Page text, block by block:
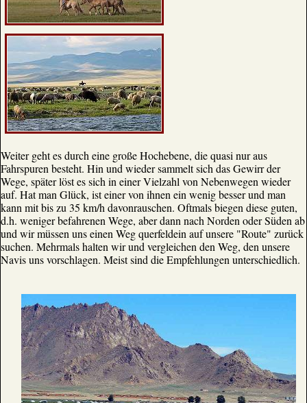
Weiter geht es durch eine große Hochebene, die quasi nur aus
Fahrspuren besteht. Hin und wieder sammelt sich das Gewirr der
Wege, später löst es sich in einer Vielzahl von Nebenwegen wieder
auf. Hat man Glück, ist einer von ihnen ein wenig besser und man
kann mit bis zu 35 km/h davonrauschen. Oftmals biegen diese guten,
d.h. weniger befahrenen Wege, aber dann nach Norden oder Süden ab
und wir müssen uns einen Weg querfeldein auf unsere "Route" zurück
suchen. Mehrmals halten wir und vergleichen den Weg, den unsere
Navis uns vorschlagen. Meist sind die Empfehlungen unterschiedlich.